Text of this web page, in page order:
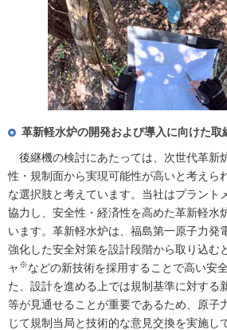
革新軽水炉の開発および導入に向けた取
後継機の検討にあたっては、次世代革新
性・規制面から実現可能性が高いと考えら
な選択肢と考えています。当社はプラント
協力し、安全性・経済性を高めた革新軽水
います。革新軽水炉は、福島第一原子力発
強化した安全対策を設計段階から取り込む
ャ ※などの新技術を採用することで高い安
た、設計を進める上では規制基準に対する
等が見通せることが重要であるため、原子
じて規制当局と技術的な意見交換を実施し